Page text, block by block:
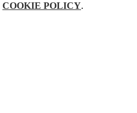
COOKIE POLICY.